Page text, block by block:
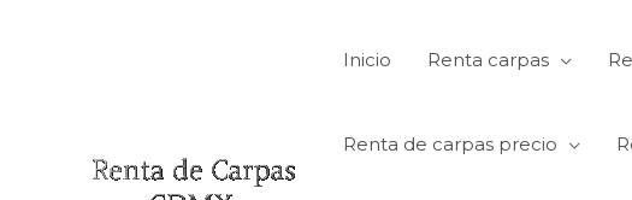
Inicio Renta carpas
Renta de carpas precio